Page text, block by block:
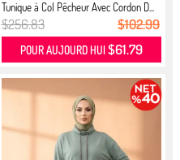
Tunique à Col Pêcheur Avec Cordon D...
$256.83 $102.99
POUR AUJOURD HUI $61.79